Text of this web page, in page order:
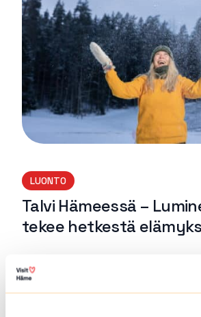
LUONTO
Talvi Hämeessä –
tekee hetkestä